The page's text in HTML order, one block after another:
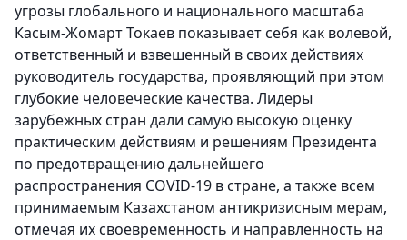
угрозы глобального и национального масштаба
Касым-Жомарт Токаев показывает себя как волевой,
ответственный и взвешенный в своих действиях
руководитель государства, проявляющий при этом
глубокие человеческие качества. Лидеры
зарубежных стран дали самую высокую оценку
практическим действиям и решениям Президента
по предотвращению дальнейшего
распространения COVID-19 в стране, а также всем
принимаемым Казахстаном антикризисным мерам,
отмечая их своевременность и направленность на